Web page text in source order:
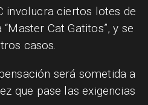
involucra ciertos lotes de
Cat Gatitos”, y se
casos.
será sometida a
que pase las exigencias